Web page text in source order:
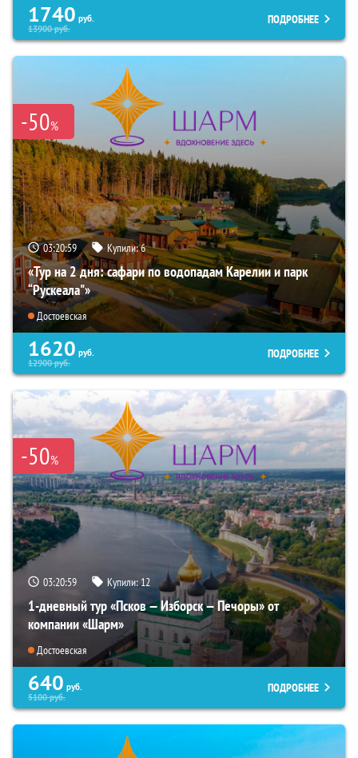
1740 руб.
13900руб.
ПОДРОБНЕЕ
-50%
03:20:59 Купили:6
«Тур на 2 дня: сафари по водопадам Карелии и парк
“Рускеала"»
Достоевская
1620 руб.
12900руб.
ПОДРОБНЕЕ
-50%
03:20:59 Купили:12
1-дневный тур «Псков — Изборск — Печоры» от
компании «Шарм»
Достоевская
640 руб.
5100руб.
ПОДРОБНЕЕ